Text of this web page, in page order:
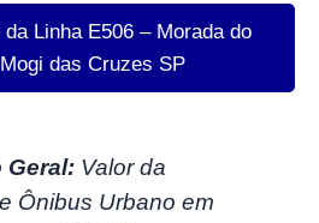
Linha E506 – Morada do
das Cruzes SP
Geral: Valor da
Ônibus Urbano em